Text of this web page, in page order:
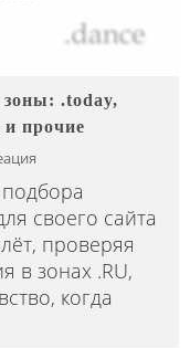
.today,
и прочие
своего сайта
проверяя
в зонах .RU,
когда